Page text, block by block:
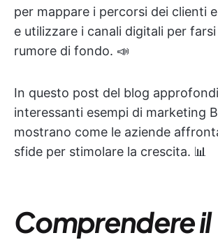
per mappare i percorsi dei clienti
e utilizzare i canali digitali per
rumore di fondo. 📣
In questo post del blog
interessanti esempi di marketing
mostrano come le aziende
sfide per stimolare la crescita. 📊
Comprendere il